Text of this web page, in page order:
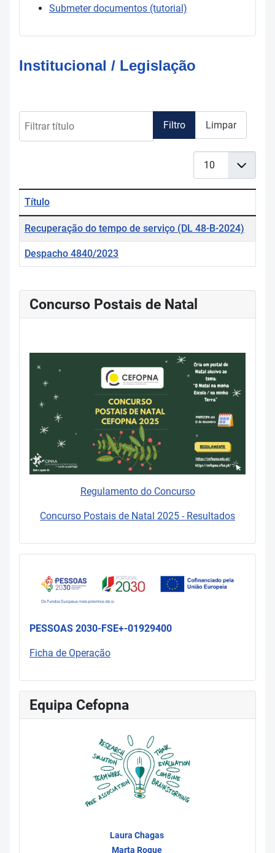
Submeter documentos (tutorial)
Institucional / Legislação
Filtro Limpar
Tabela de artigos
Título
Recuperação do tempo de serviço (DL 48-B-2024)
Despacho 4840/2023
Concurso Postais de Natal
Regulamento do Concurso
Concurso Postais de Natal 2025 - Resultados
PESSOAS 2030-FSE+-01929400
Ficha de Operação
Equipa Cefopna
Laura Chagas
Marta Roque